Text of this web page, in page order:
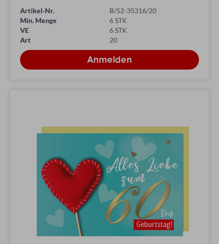
Artikel-Nr.
B/52-35316/20
Min. Menge
6 STK
VE
6 STK
Art
20